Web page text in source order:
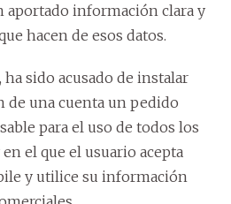
aportado información clara y
hacen de esos datos.
sido acusado de instalar
de una cuenta un pedido
para el uso de todos los
el que el usuario acepta
y utilice su información